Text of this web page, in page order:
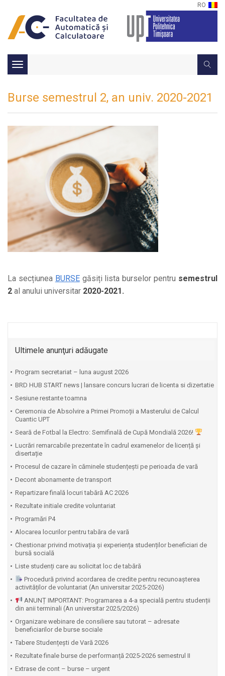
RO
Toggle
navigation
Burse semestrul 2, an univ. 2020-2021
La secțiunea BURSEgăsiți lista burselor pentru semestrul
2 al anului universitar 2020-2021.
Ultimele anunţuri adăugate
Program secretariat – luna august 2026
BRD HUB START news | lansare concurs lucrari de licenta si dizertatie
Sesiune restante toamna
Ceremonia de Absolvire a Primei Promoții a Masterului de Calcul
Cuantic UPT
⁠Seară de Fotbal la Electro: Semifinală de Cupă Mondială 2026!
Lucrări remarcabile prezentate în cadrul examenelor de licență și
disertație
Procesul de cazare în căminele studențești pe perioada de vară
Decont abonamente de transport
Repartizare finală locuri tabără AC 2026
Rezultate initiale credite voluntariat
Programări P4
Alocarea locurilor pentru tabăra de vară
Chestionar privind motivația și experiența studenților beneficiari de
bursă socială
Liste studenți care au solicitat loc de tabără
Procedură privind acordarea de credite pentru recunoașterea
activităților de voluntariat (An universitar 2025-2026)
ANUNȚ IMPORTANT: Programarea a 4-a specială pentru studenții
din anii terminali (An universitar 2025/2026)
Organizare webinare de consiliere sau tutorat – adresate
beneficiarilor de burse sociale
Tabere Studențești de Vară 2026
Rezultate finale burse de performanță 2025-2026 semestrul II
Extrase de cont – burse – urgent